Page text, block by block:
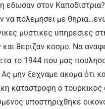
εδωσαν στον
να πολεμησει με
μυστικες υπηρεσιες
και θεριζαν κοσμο. Να
το 1944 που μας
μην ξεχναμε ακομα ότι
καταστροφη ο
υποστηριχθηκε